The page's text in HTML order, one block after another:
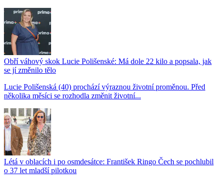
Obří váhový skok Lucie Polišenské: Má dole 22 kilo a popsala, jak
se jí změnilo tělo
Lucie Polišenská (40) prochází výraznou životní proměnou. Před
několika měsíci se rozhodla změnit životní...
Létá v oblacích i po osmdesátce: František Ringo Čech se pochlubil
o 37 let mladší pilotkou